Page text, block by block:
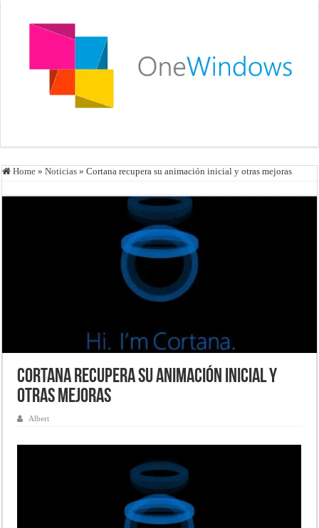
Home » Noticias » Cortana recupera su animación inicial y otras mejoras
Cortana recupera su animación inicial y
otras mejoras
Albert